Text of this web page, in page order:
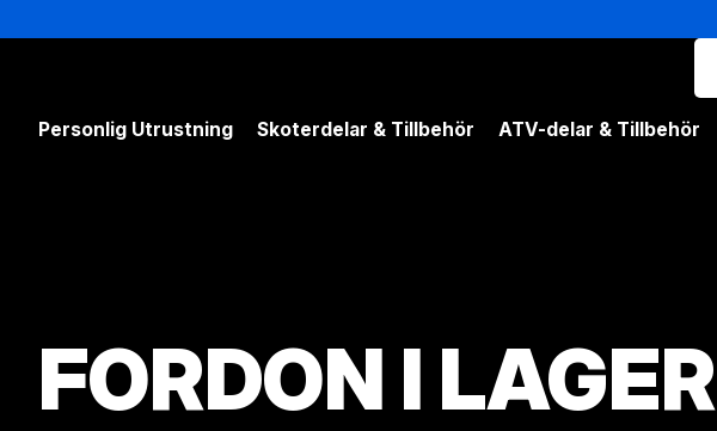
Personlig Utrustning Skoterdelar & Tillbehör ATV-delar & Tillbehör
FORDON I LAGER